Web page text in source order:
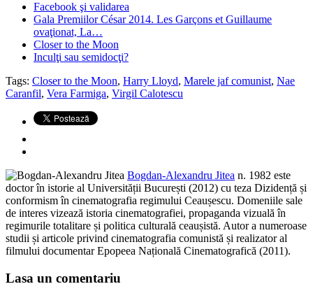
Facebook şi validarea
Gala Premiilor César 2014. Les Garçons et Guillaume
ovaţionat, La…
Closer to the Moon
Inculţi sau semidocţi?
Tags: Closer to the Moon, Harry Lloyd, Marele jaf comunist, Nae
Caranfil, Vera Farmiga, Virgil Calotescu
Bogdan-Alexandru Jitea n. 1982 este
doctor în istorie al Universității București (2012) cu teza Dizidență și
conformism în cinematografia regimului Ceaușescu. Domeniile sale
de interes vizează istoria cinematografiei, propaganda vizuală în
regimurile totalitare și politica culturală ceaușistă. Autor a numeroase
studii și articole privind cinematografia comunistă și realizator al
filmului documentar Epopeea Națională Cinematografică (2011).
Lasa un comentariu